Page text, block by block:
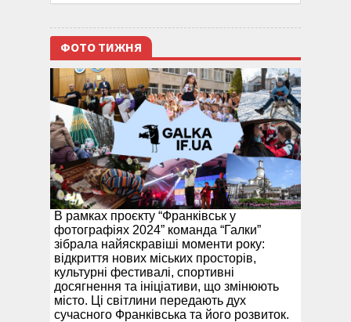
ФОТО ТИЖНЯ
В рамках проєкту “Франківськ у
фотографіях 2024” команда “Галки”
зібрала найяскравіші моменти року:
відкриття нових міських просторів,
культурні фестивалі, спортивні
досягнення та ініціативи, що змінюють
місто. Ці світлини передають дух
сучасного Франківська та його розвиток.